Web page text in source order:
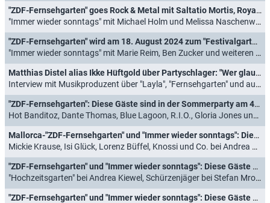
"ZDF-Fernsehgarten" goes Rock & Metal mit Saltatio Mortis, Royal Republic, Versengold und Co. am 25. August 2024
"Immer wieder sonntags" mit Michael Holm und Melissa Naschenweng (23.08.2024)
"ZDF-Fernsehgarten" wird am 18. August 2024 zum "Festivalgarten" mit Fiddler's Green, Melissa Naschenweng und Co.
"Immer wieder sonntags" mit Marie Reim, Ben Zucker und weiteren Schlagerstars (16.08.2024)
Matthias Distel alias Ikke Hüftgold über Partyschlager: "Wer glaubt, dass es so einfach ist, der hat es noch nicht versucht"
Interview mit Musikproduzent über "Layla", "Fernsehgarten" und aufgedeckten TV-Skandal (07.08.2024)
"ZDF-Fernsehgarten": Diese Gäste sind in der Sommerparty am 4. August 2024 dabei
Hot Banditoz, Dante Thomas, Blue Lagoon, R.I.O., Gloria Jones und viele mehr (02.08.2024)
Mallorca-"ZDF-Fernsehgarten" und "Immer wieder sonntags": Diese Gäste sind am 14. Juli 2024 dabei
Mickie Krause, Isi Glück, Lorenz Büffel, Knossi und Co. bei Andrea Kiewel (12.07.2024)
"ZDF-Fernsehgarten" und "Immer wieder sonntags": Diese Gäste sind am 7. Juli 2024 dabei
"Hochzeitsgarten" bei Andrea Kiewel, Schürzenjäger bei Stefan Mross (05.07.2024)
"ZDF-Fernsehgarten" und "Immer wieder sonntags": Diese Gäste sind am 30. Juni 2024 dabei